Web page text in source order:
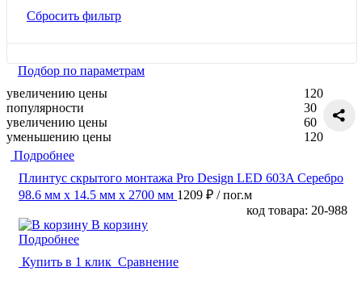
Сбросить фильтр
Подбор по параметрам
увеличению цены
популярности
увеличению цены
уменьшению цены
120
30
60
120
Подробнее
Плинтус скрытого монтажа Pro Design LED 603A Серебро
98.6 мм x 14.5 мм х 2700 мм 1209 ₽ / пог.м
код товара: 20-988
В корзину
Подробнее
Купить в 1 клик Сравнение